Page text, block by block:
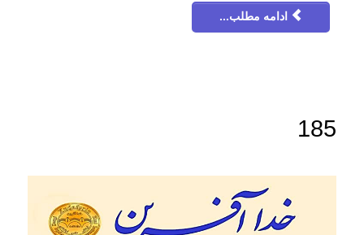
ادامه مطلب...
185